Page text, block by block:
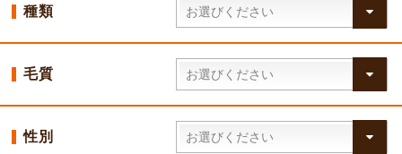
種類
毛質
性別